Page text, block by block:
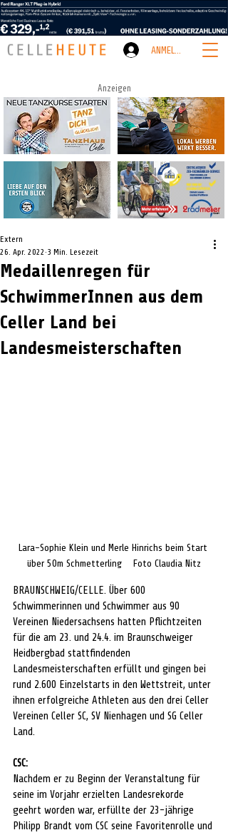
ANMELDEN
Anzeigen
Medaillenregen für
SchwimmerInnen aus dem
Celler Land bei
Landesmeisterschaften
Extern
26. Apr. 2022 3 Min. Lesezeit
Lara-Sophie Klein und Merle Hinrichs beim Start
über 50m Schmetterling    Foto Claudia Nitz
BRAUNSCHWEIG/CELLE. Über 600
Schwimmerinnen und Schwimmer aus 90
Vereinen Niedersachsens hatten Pflichtzeiten
für die am 23. und 24.4. im Braunschweiger
Heidbergbad stattfindenden
Landesmeisterschaften erfüllt und gingen bei
rund 2.600 Einzelstarts in den Wettstreit, unter
ihnen erfolgreiche Athleten aus den drei Celler
Vereinen Celler SC, SV Nienhagen und SG Celler
Land.
CSC:
Nachdem er zu Beginn der Veranstaltung für
seine im Vorjahr erzielten Landesrekorde
geehrt worden war, erfüllte der 23-jährige
Philipp Brandt vom CSC seine Favoritenrolle und